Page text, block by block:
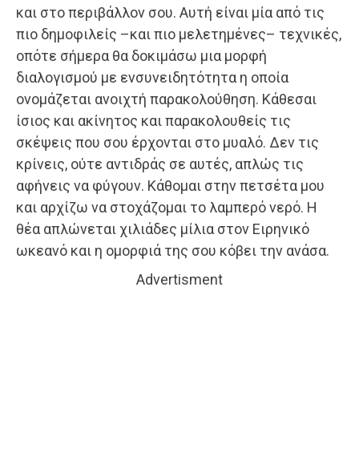
και στο περιβάλλον σου. Αυτή είναι μία από τις
πιο δημοφιλείς –και πιο μελετημένες– τεχνικές,
οπότε σήμερα θα δοκιμάσω μια μορφή
διαλογισμού με ενσυνειδητότητα η οποία
ονομάζεται ανοιχτή παρακολούθηση. Κάθεσαι
ίσιος και ακίνητος και παρακολουθείς τις
σκέψεις που σου έρχονται στο μυαλό. Δεν τις
κρίνεις, ούτε αντιδράς σε αυτές, απλώς τις
αφήνεις να φύγουν. Κάθομαι στην πετσέτα μου
και αρχίζω να στοχάζομαι το λαμπερό νερό. Η
θέα απλώνεται χιλιάδες μίλια στον Ειρηνικό
ωκεανό και η ομορφιά της σου κόβει την ανάσα.
Advertisment